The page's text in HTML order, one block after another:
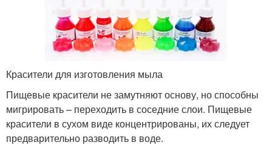
Красители для изготовления мыла
Пищевые красители не замутняют основу, но способны
мигрировать – переходить в соседние слои. Пищевые
красители в сухом виде концентрированы, их следует
предварительно разводить в воде.